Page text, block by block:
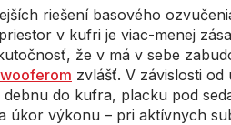
riešení basového
v kufri je viac-menej
že v má v sebe
zvlášť. V závislosti
do kufra, placku pod
úkor výkonu – pri aktívnych